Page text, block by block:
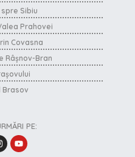
Sibiu
Prahovei
Covasna
Râșnov-Bran
Brasov
PE: